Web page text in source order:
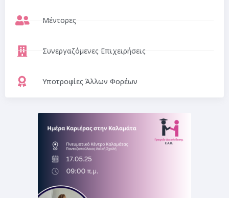
Μέντορες
Συνεργαζόμενες Επιχειρήσεις
Υποτροφίες Άλλων Φορέων